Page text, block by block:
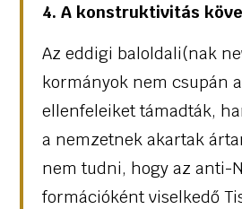
4. A konstruktivitás
Az eddigi baloldali(nak
kormányok nem csupán
ellenfeleiket támadták,
a nemzetnek akartak
nem tudni, hogy az anti-
formációként viselkedő